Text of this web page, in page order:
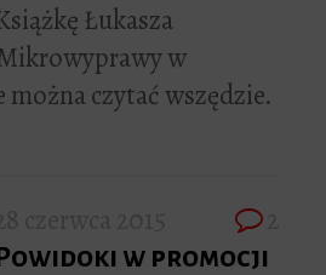
Łukasza
w
czytać wszędzie.
Powidoki w promocji